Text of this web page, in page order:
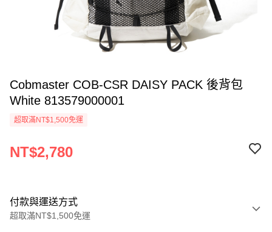
Cobmaster COB-CSR DAISY PACK 後背包
White 813579000001
超取滿NT$1,500免運
NT$2,780
付款與運送方式
超取滿NT$1,500免運